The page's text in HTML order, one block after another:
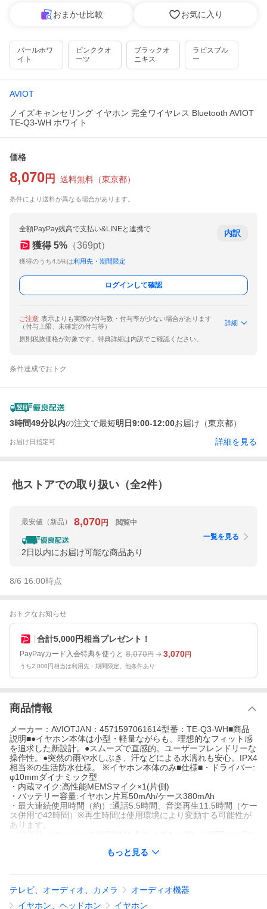
おまかせ比較 お気に入り
パールホワ
イト
ピンククオ
ーツ
ブラックオ
ニキス
ラピスブル
ー
AVIOT
ノイズキャンセリング イヤホン 完全ワイヤレス Bluetooth AVIOT
TE-Q3-WH ホワイト
価格
8,070 円 送料無料 （東京都）
条件により送料が異なる場合があります。
全額PayPay残高で支払い&LINEと連携で
獲得 5% （369pt）
獲得のうち4.5%は利用先・期間限定
内訳
ログインして確認
ご注意 表示よりも実際の付与数・付与率が少ない場合があります
（付与上限、未確定の付与等）
詳細
原則税抜価格が対象です。特典詳細は内訳でご確認ください。
条件達成でおトク
3時間49分以内の注文で最短明日9:00-12:00お届け（東京都）
お届け日指定可 詳細を見る
他ストアでの取り扱い（全2件）
最安値 （新品） 8,070円 閲覧中
2日以内にお届け可能な商品あり
一覧を見る
8/6 16:00時点
おトクなお知らせ
合計5,000円相当プレゼント！
PayPayカード入会特典を使うと 8,070円 3,070円
うち2,000円相当は利用先・期間限定。他条件あり
商品情報
メーカー：AVIOTJAN：4571597061614型番：TE-Q3-WH■商品
説明■●イヤホン本体は小型・軽量ながらも、理想的なフィット感
を追求した新設計。●スムーズで直感的。ユーザーフレンドリーな
操作性。●突然の雨や水しぶき、汗などによる水濡れも安心。IPX4
相当※の生活防水仕様。 ※イヤホン本体のみ■仕様■・ドライバー:
φ10mmダイナミック型
・内蔵マイク:高性能MEMSマイク×1(片側)
・バッテリー容量:イヤホン片耳50mAh/ケース380mAh
・最大連続使用時間（約）:通話5.5時間、音楽再生11.5時間（ケー
ス併用で42時間）※再生時間は使用環境により変動する可能性が
あります。
■商品説明■
もっと見る
テレビ、オーディオ、カメラ
オーディオ機器
イヤホン、ヘッドホン
イヤホン